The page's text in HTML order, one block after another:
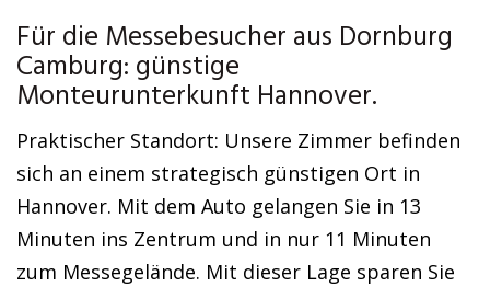
Für die Messebesucher aus Dornburg
Camburg: günstige
Monteurunterkunft Hannover.
Praktischer Standort: Unsere Zimmer befinden
sich an einem strategisch günstigen Ort in
Hannover. Mit dem Auto gelangen Sie in 13
Minuten ins Zentrum und in nur 11 Minuten
zum Messegelände. Mit dieser Lage sparen Sie